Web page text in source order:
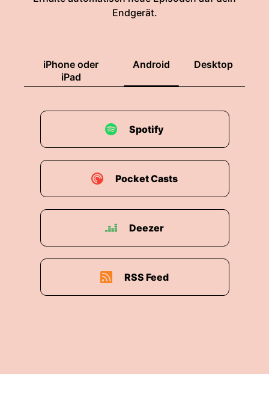
Endgerät.
iPhone oder
iPad
Android Desktop
Spotify
Pocket Casts
Deezer
RSS Feed